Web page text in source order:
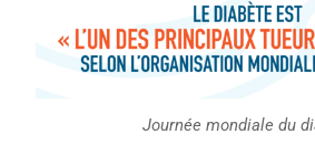
Journée mondiale du